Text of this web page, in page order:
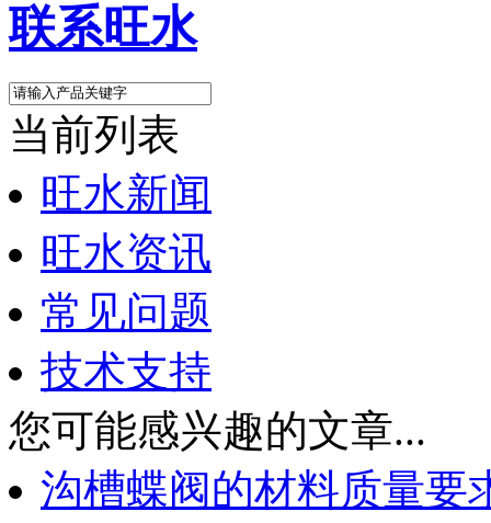
联系旺水
当前列表
旺水新闻
旺水资讯
常见问题
技术支持
您可能感兴趣的文章...
沟槽蝶阀的材料质量要